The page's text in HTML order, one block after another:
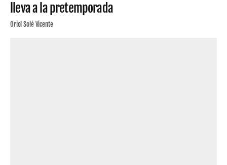
lleva a la pretemporada
Oriol Solé Vicente